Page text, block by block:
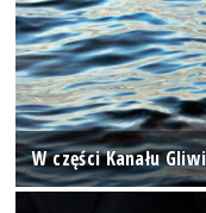
W części Kanału